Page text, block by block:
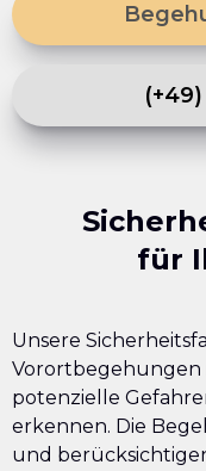
(+49)
für
Unsere
Vorortbegehungen
potenzielle
erkennen. Die
und